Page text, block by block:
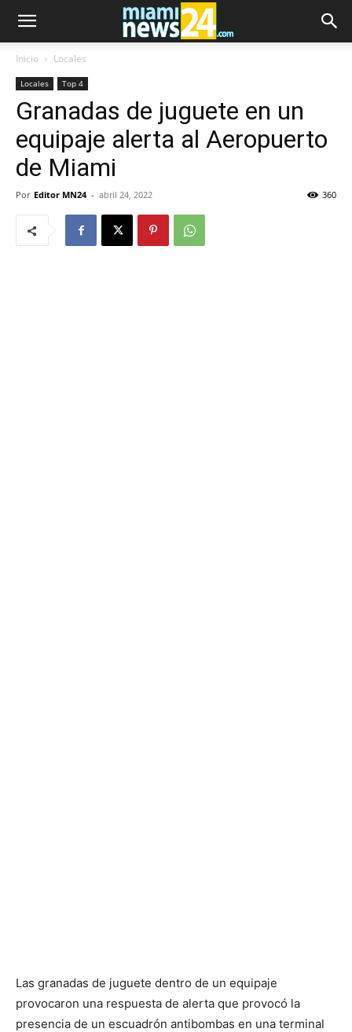
Inicio Locales
Locales Top 4
Granadas de juguete en un
equipaje alerta al Aeropuerto
de Miami
Por Editor MN24 - abril 24, 2022 360
Las granadas de juguete dentro de un equipaje
provocaron una respuesta de alerta que provocó la
presencia de un escuadrón antibombas en una terminal